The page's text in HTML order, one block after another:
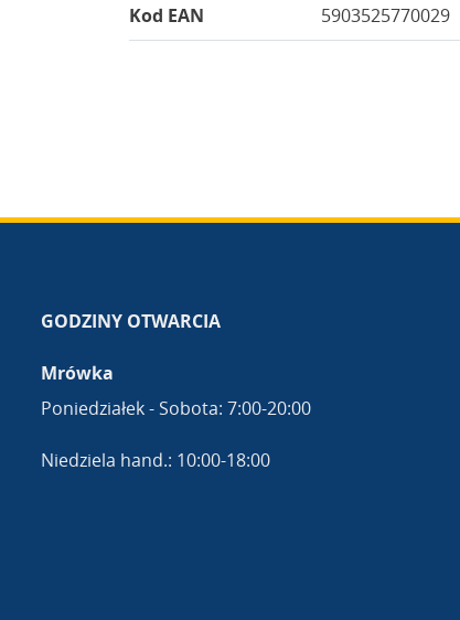
Kod EAN 5903525770029
GODZINY OTWARCIA
Mrówka
Poniedziałek - Sobota: 7:00-20:00
Niedziela hand.: 10:00-18:00